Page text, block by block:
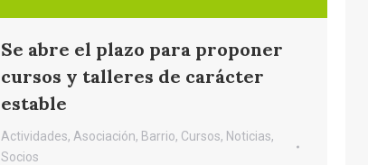
Se abre el plazo para proponer
cursos y talleres de carácter
estable
Actividades, Asociación, Barrio, Cursos, Noticias,
Socios